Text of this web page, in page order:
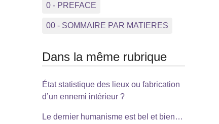
0 - PREFACE
00 - SOMMAIRE PAR MATIERES
Dans la même rubrique
État statistique des lieux ou fabrication
d’un ennemi intérieur ?
Le dernier humanisme est bel et bien…